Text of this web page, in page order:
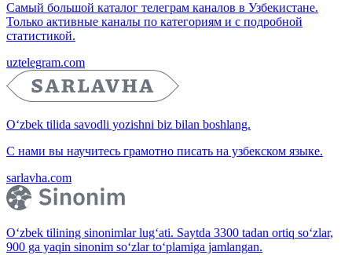
Самый большой каталог телеграм каналов в Узбекистане.
Только активные каналы по категориям и с подробной
статистикой.
uztelegram.com
O‘zbek tilida savodli yozishni biz bilan boshlang.
С нами вы научитесь грамотно писать на узбекском языке.
sarlavha.com
O‘zbek tilining sinonimlar lug‘ati. Saytda 3300 tadan ortiq so‘zlar,
900 ga yaqin sinonim so‘zlar to‘plamiga jamlangan.